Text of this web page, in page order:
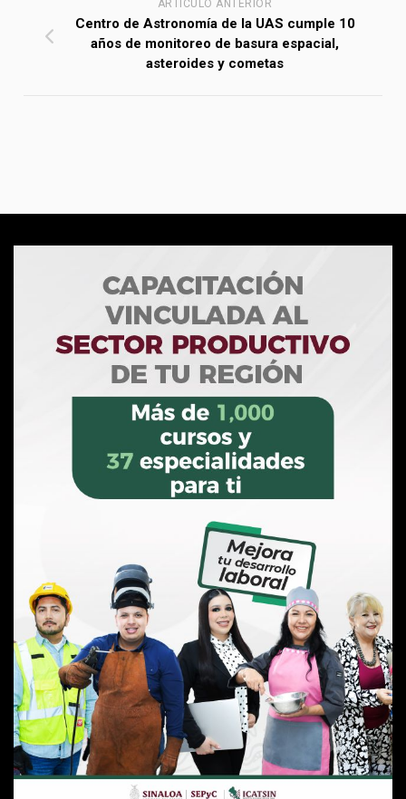
ARTÍCULO ANTERIOR
Centro de Astronomía de la UAS cumple 10
años de monitoreo de basura espacial,
asteroides y cometas